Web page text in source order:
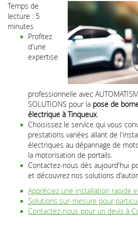
Temps de
lecture : 5
minutes
Profitez
d'une
expertise
professionnelle avec
SOLUTIONS pour la pose de
électrique à Tinqueux.
Choisissez le service qui vous
prestations variées allant de
électriques au dépannage de
la motorisation de portails.
Contactez-nous dès aujourd'hui
et découvrez nos solutions
Appréciez une installation rapide
Solutions sur-mesure pour
Contactez-nous pour un devis à